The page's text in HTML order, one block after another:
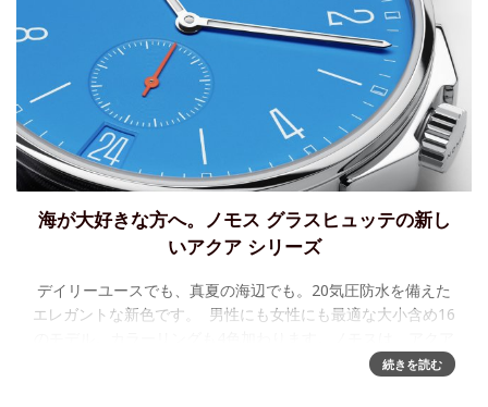
海が大好きな方へ。ノモス グラスヒュッテの新し
いアクア シリーズ
デイリーユースでも、真夏の海辺でも。20気圧防水を備えた
エレガントな新色です。 男性にも女性にも最適な大小含め16
シリーズの発表によってネオマティック シリーズをさらに
続きを読む